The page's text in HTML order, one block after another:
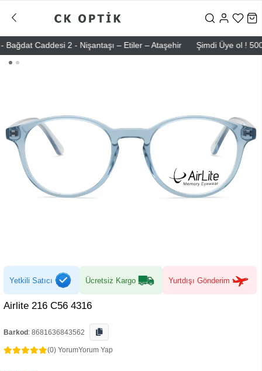
Caddesi 2 - Nişantaşı – Etiler – Ataşehir Şimdi Üye ol ! 5000
Yetkili Satıcı Ücretsiz Kargo Yurtdışı Gönderim
Airlite 216 C56 4316
Barkod : 8681636843562
(0) YorumYorum Yap